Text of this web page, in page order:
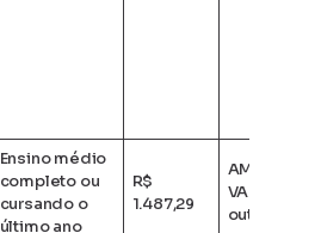
Ensino médio
completo ou
cursando o
último ano
R$
1.487,29
AM + AO +
VA + VT +
outros